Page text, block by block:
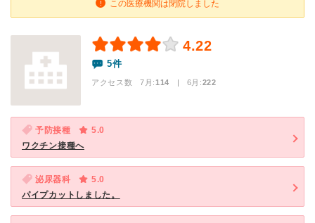
この医療機関は閉院しました
4.22
5件
アクセス数 7月:114 | 6月:222
予防接種
5.0
ワクチン接種へ
泌尿器科
5.0
パイプカットしました。